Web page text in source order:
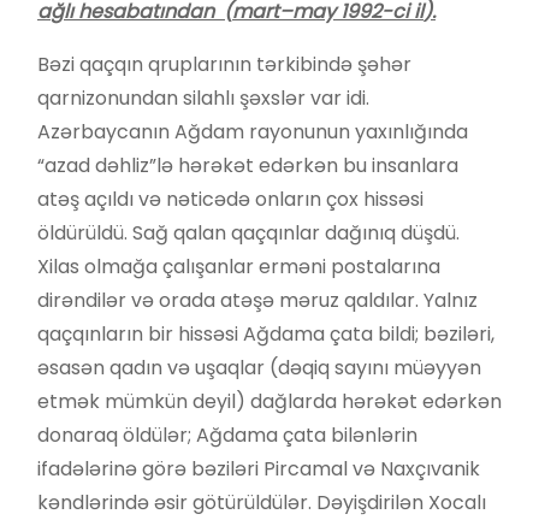
ağlıhesabatından (mart–may1992-ci il).
Bəzi qaçqın qruplarının tərkibində şəhər
qarnizonundan silahlı şəxslər var idi.
Azərbaycanın Ağdam rayonunun yaxınlığında
“azad dəhliz”lə hərəkət edərkən bu insanlara
atəş açıldı və nəticədə onların çox hissəsi
öldürüldü. Sağ qalan qaçqınlar dağınıq düşdü.
Xilas olmağa çalışanlar erməni postalarına
dirəndilər və orada atəşə məruz qaldılar. Yalnız
qaçqınların bir hissəsi Ağdama çata bildi; bəziləri,
əsasən qadın və uşaqlar (dəqiq sayını müəyyən
etmək mümkün deyil) dağlarda hərəkət edərkən
donaraq öldülər; Ağdama çata bilənlərin
ifadələrinə görə bəziləri Pircamal və Naxçıvanik
kəndlərində əsir götürüldülər. Dəyişdirilən Xocalı